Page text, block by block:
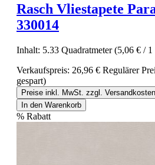
Rasch Vliestapete
330014
Inhalt: 5.33 Quadratmeter(5,06 € / 1
Verkaufspreis: 26,96 € Regulärer
gespart)
Preise inkl. MwSt. zzgl. Versandkosten
In den Warenkorb
% Rabatt